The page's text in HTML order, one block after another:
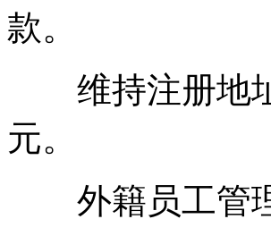
款。
维持注册地址
元。
外籍员工管